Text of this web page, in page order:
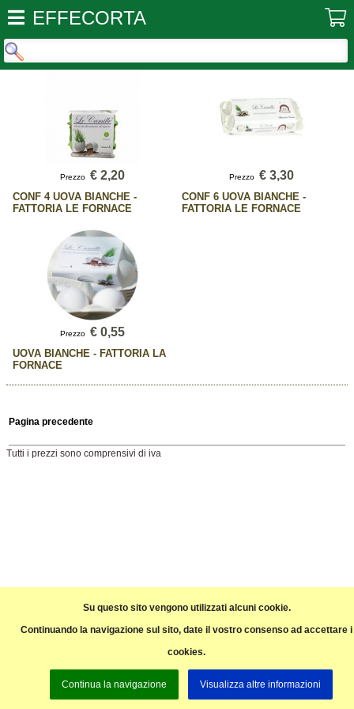
Su questo sito vengono utilizzati alcuni cookie.
Continuando la navigazione sul sito, date il vostro consenso ad accettare i
cookies.
Continua la navigazione Visualizza altre informazioni
EFFECORTA
Prezzo € 2,20
CONF 4 UOVA BIANCHE -
FATTORIA LE FORNACE
Prezzo € 3,30
CONF 6 UOVA BIANCHE -
FATTORIA LE FORNACE
Prezzo € 0,55
UOVA BIANCHE - FATTORIA LA
FORNACE
Pagina precedente
Tutti i prezzi sono comprensivi di iva